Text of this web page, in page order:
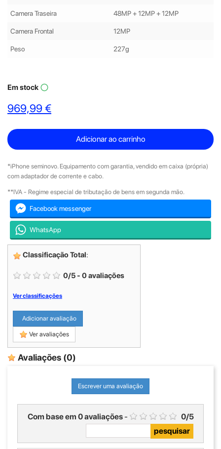
Camera Traseira 48MP + 12MP + 12MP
Camera Frontal 12MP
Peso 227g
Em stock panorama_fish_eye
969,99 €
Adicionar ao carrinho
*iPhone seminovo. Equipamento com garantia, vendido em caixa (própria)
com adaptador de corrente e cabo.
**IVA - Regime especial de tributação de bens em segunda mão.
Facebook messenger
WhatsApp
Classificação Total:
0/5 - 0 avaliações
Ver classificações
Adicionar avaliação
Ver avaliações
Avaliações (0)
Escrever uma avaliação
Com base em 0avaliações- 0/5